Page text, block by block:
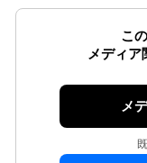
こ
メディア
メ